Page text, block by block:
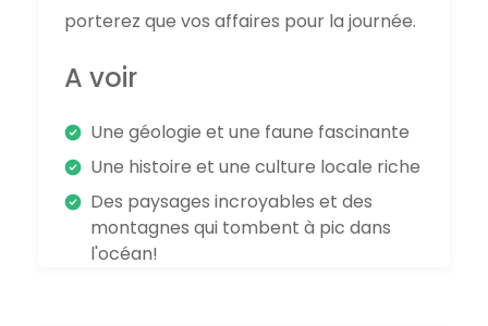
porterez que vos affaires pour la journée.
A voir
Une géologie et une faune fascinante
Une histoire et une culture locale riche
Des paysages incroyables et des
montagnes qui tombent à pic dans
l'océan!